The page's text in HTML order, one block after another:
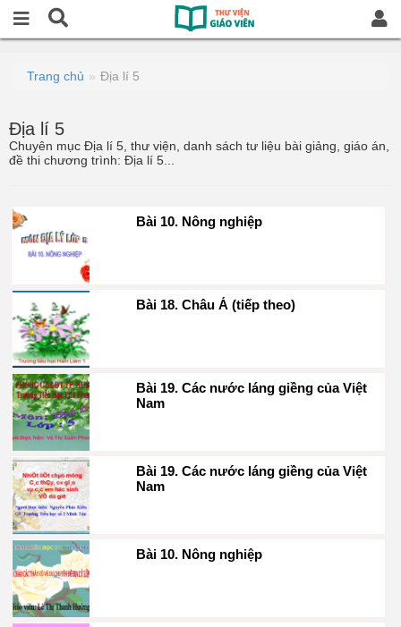
Trang chủ Địa lí 5
Địa lí 5
Chuyên mục Địa lí 5, thư viện, danh sách tư liệu bài giảng, giáo án,
đề thi chương trình: Địa lí 5...
Bài 10. Nông nghiệp
Bài 18. Châu Á (tiếp theo)
Bài 19. Các nước láng giềng của Việt
Nam
Bài 19. Các nước láng giềng của Việt
Nam
Bài 10. Nông nghiệp